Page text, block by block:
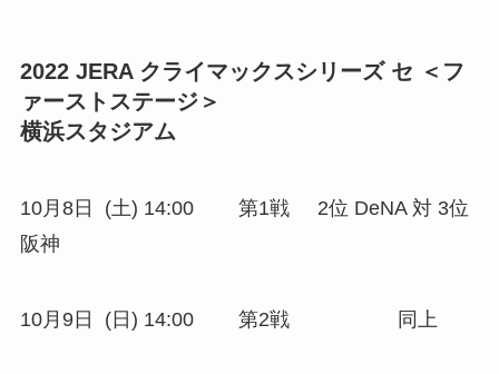
2022 JERA クライマックスシリーズ セ ＜フ
ァーストステージ＞
横浜スタジアム
10月8日 (土) 14:00 第1戦 2位 DeNA 対 3位
阪神
10月9日 (日) 14:00 第2戦 同上